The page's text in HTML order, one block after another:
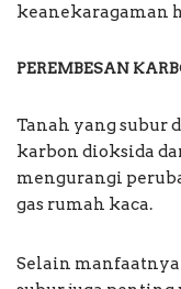
keanekaragaman
PEREMBESAN
Tanah yang subur
karbon dioksida
mengurangi
gas rumah kaca.
Selain